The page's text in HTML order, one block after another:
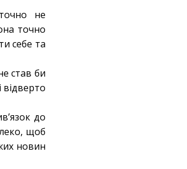
не
точно
себе та
став би
відверто
до
щоб
новин